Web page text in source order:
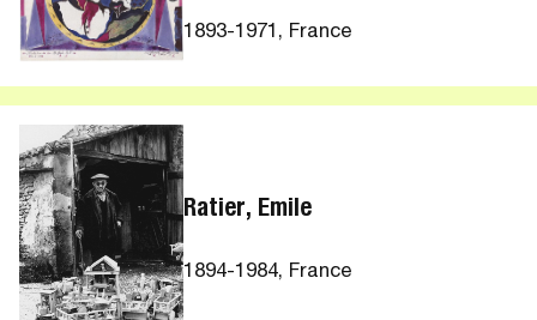
1893-1971, France
Ratier, Emile
1894-1984, France